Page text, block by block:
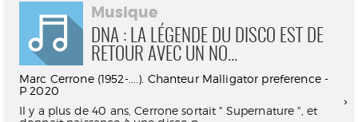
Musique
DNA : LA LÉGENDE DU DISCO EST DE
RETOUR AVEC UN NO...
Marc Cerrone (1952-....). Chanteur Malligator preference -
P 2020
Il y a plus de 40 ans, Cerrone sortait " Supernature ", et